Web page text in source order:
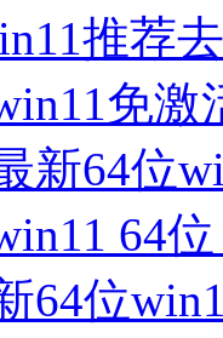
推荐
免
新64位
64
64位